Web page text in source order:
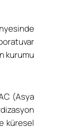
kurumu
(Asya
küresel